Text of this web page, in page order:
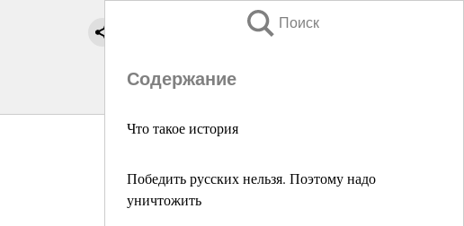
Поиск
Содержание
Что такое история
Победить русских нельзя. Поэтому надо
уничтожить